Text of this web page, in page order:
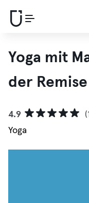
Yoga mit
der
4.9
Yoga